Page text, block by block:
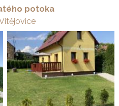
potoka